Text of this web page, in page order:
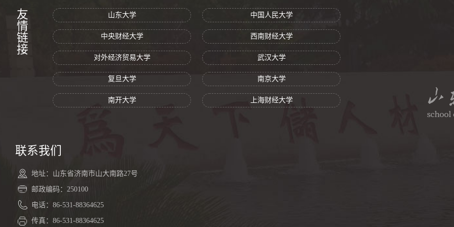
友情链接 山东大学 中国人民大学
中央财经大学 西南财经大学
对外经济贸易大学 武汉大学
复旦大学 南京大学
南开大学 上海财经大学
联系我们
地址：山东省济南市山大南路27号
邮政编码：250100
电话：86-531-88364625
传真：86-531-88364625